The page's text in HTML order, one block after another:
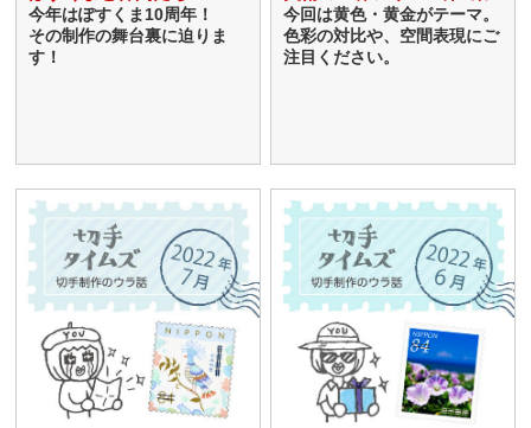
今年はぽすくま10周年！
その制作の舞台裏に迫りま
す！
今回は黄色・黄金がテーマ。
色彩の対比や、空間表現にご
注目ください。